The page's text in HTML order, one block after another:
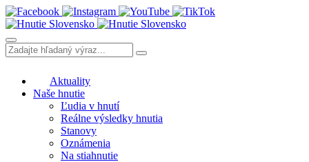
Aktuality
Naše hnutie
Ľudia v hnutí
Reálne výsledky hnutia
Stanovy
Oznámenia
Na stiahnutie